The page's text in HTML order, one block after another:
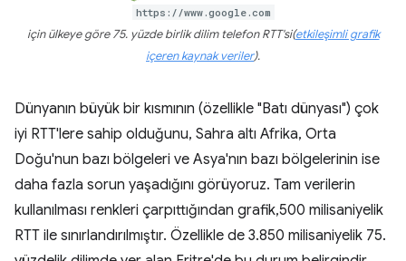
https://www.google.com
için ülkeye göre 75. yüzde birlik dilim telefon RTT'si(etkileşimli grafik
içeren kaynak veriler).
Dünyanın büyük bir kısmının (özellikle "Batı dünyası") çok
iyi RTT'lere sahip olduğunu, Sahra altı Afrika, Orta
Doğu'nun bazı bölgeleri ve Asya'nın bazı bölgelerinin ise
daha fazla sorun yaşadığını görüyoruz. Tam verilerin
kullanılması renkleri çarpıttığından grafik,500 milisaniyelik
RTT ile sınırlandırılmıştır. Özellikle de 3.850 milisaniyelik 75.